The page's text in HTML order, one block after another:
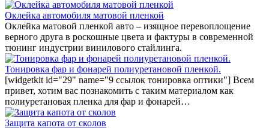
Оклейка автомобиля матовой пленкой
Оклейка матовой пленкой авто – изящное перевоплощение
верного друга в роскошные цвета и фактуры в современной
тюнинг индустрии винилового стайлинга.
Тонировка фар и фонарей полиуретановой пленкой.
[widgetkit id="29" name="9 ссылок тонировка оптики"] Всем
привет, хотим вас познакомить с таким материалом как
полиуретановая пленка для фар и фонарей…
Защита капота от сколов